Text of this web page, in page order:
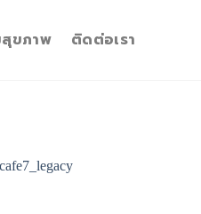
ขภาพ ติดต่อเรา